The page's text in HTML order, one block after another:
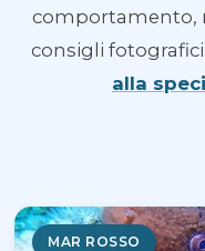
comportamento,
consigli fotografici.
alla
MAR ROSSO